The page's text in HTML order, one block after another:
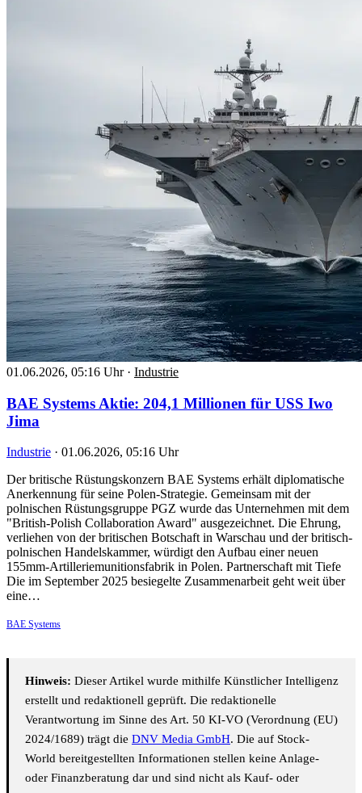
01.06.2026, 05:16 Uhr · Industrie
BAE Systems Aktie: 204,1 Millionen für USS Iwo
Jima
Industrie · 01.06.2026, 05:16 Uhr
Der britische Rüstungskonzern BAE Systems erhält diplomatische
Anerkennung für seine Polen-Strategie. Gemeinsam mit der
polnischen Rüstungsgruppe PGZ wurde das Unternehmen mit dem
"British-Polish Collaboration Award" ausgezeichnet. Die Ehrung,
verliehen von der britischen Botschaft in Warschau und der britisch-
polnischen Handelskammer, würdigt den Aufbau einer neuen
155mm-Artilleriemunitionsfabrik in Polen. Partnerschaft mit Tiefe
Die im September 2025 besiegelte Zusammenarbeit geht weit über
eine…
BAE Systems
Hinweis: Dieser Artikel wurde mithilfe Künstlicher Intelligenz
erstellt und redaktionell geprüft. Die redaktionelle
Verantwortung im Sinne des Art. 50 KI-VO (Verordnung (EU)
2024/1689) trägt die DNV Media GmbH. Die auf Stock-
World bereitgestellten Informationen stellen keine Anlage-
oder Finanzberatung dar und sind nicht als Kauf- oder